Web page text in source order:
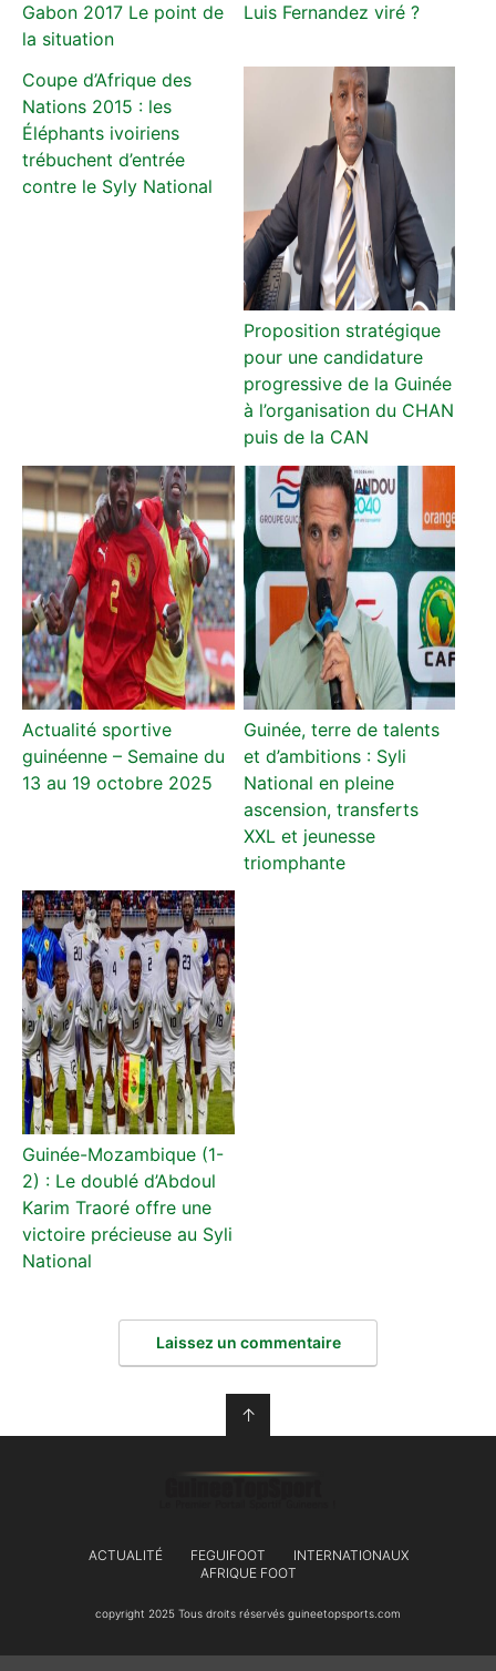
Gabon 2017 Le point de
la situation
Luis Fernandez viré ?
Coupe d’Afrique des
Nations 2015 : les
Éléphants ivoiriens
trébuchent d’entrée
contre le Syly National
Proposition stratégique
pour une candidature
progressive de la Guinée
à l’organisation du CHAN
puis de la CAN
Actualité sportive
guinéenne – Semaine du
13 au 19 octobre 2025
Guinée, terre de talents
et d’ambitions : Syli
National en pleine
ascension, transferts
XXL et jeunesse
triomphante
Guinée-Mozambique (1-
2) : Le doublé d’Abdoul
Karim Traoré offre une
victoire précieuse au Syli
National
Laissez un commentaire
↑
ACTUALITÉ FEGUIFOOT
INTERNATIONAUX
AFRIQUE FOOT
copyright 2025 Tous droits réservés guineetopsports.com